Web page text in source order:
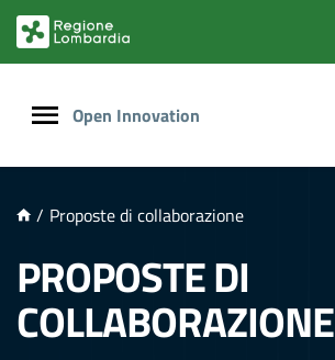
PRINCIPALE
Open Innovation
/ Proposte di collaborazione
PROPOSTE DI
COLLABORAZIONE